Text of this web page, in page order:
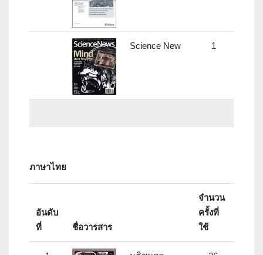
Science New 1
ภาษาไทย
อันดับ
ที่
ชื่อวารสาร
จำนวน
ครั้งที่
ใช้